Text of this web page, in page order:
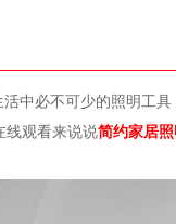
中必不可少的照明工
在线观看来说说简约家居